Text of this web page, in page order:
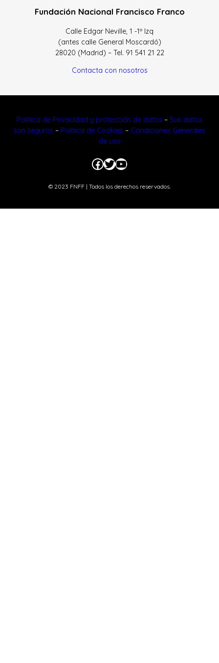
Fundación Nacional Francisco Franco
Calle Edgar Neville, 1 -1º Izq
(antes calle General Moscardó)
28020 (Madrid) – Tel. 91 541 21 22
Contacta con nosotros
Política de Privacidad y protección de datos – Sus datos
son seguros – Política de Cookies – Condiciones Generales
de uso
Facebook
Twitter
YouTube
© 2023 FNFF | Todos los derechos reservados.